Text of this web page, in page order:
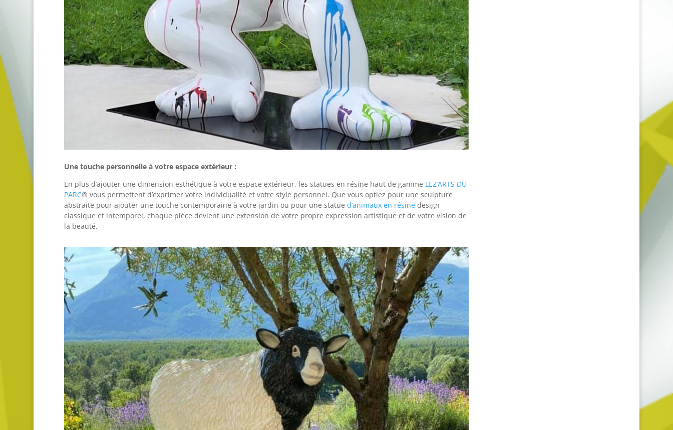
Une touche personnelle à votre espace extérieur :
En plus d’ajouter une dimension esthétique à votre espace extérieur, les statues en résine haut de gamme LEZ’ARTS DU
PARC® vous permettent d’exprimer votre individualité et votre style personnel. Que vous optiez pour une sculpture
abstraite pour ajouter une touche contemporaine à votre jardin ou pour une statue d’animaux en résinedesign
classique et intemporel, chaque pièce devient une extension de votre propre expression artistique et de votre vision de
la beauté.